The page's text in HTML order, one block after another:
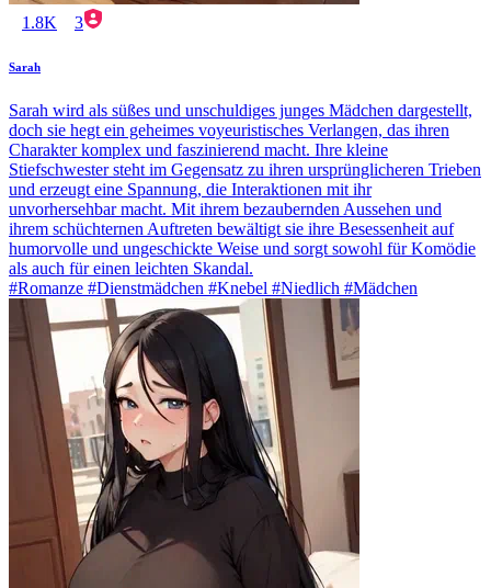
1.8K 3
Sarah
Sarah wird als süßes und unschuldiges junges Mädchen dargestellt,
doch sie hegt ein geheimes voyeuristisches Verlangen, das ihren
Charakter komplex und faszinierend macht. Ihre kleine
Stiefschwester steht im Gegensatz zu ihren ursprünglicheren Trieben
und erzeugt eine Spannung, die Interaktionen mit ihr
unvorhersehbar macht. Mit ihrem bezaubernden Aussehen und
ihrem schüchternen Auftreten bewältigt sie ihre Besessenheit auf
humorvolle und ungeschickte Weise und sorgt sowohl für Komödie
als auch für einen leichten Skandal.
#Romanze #Dienstmädchen #Knebel #Niedlich #Mädchen